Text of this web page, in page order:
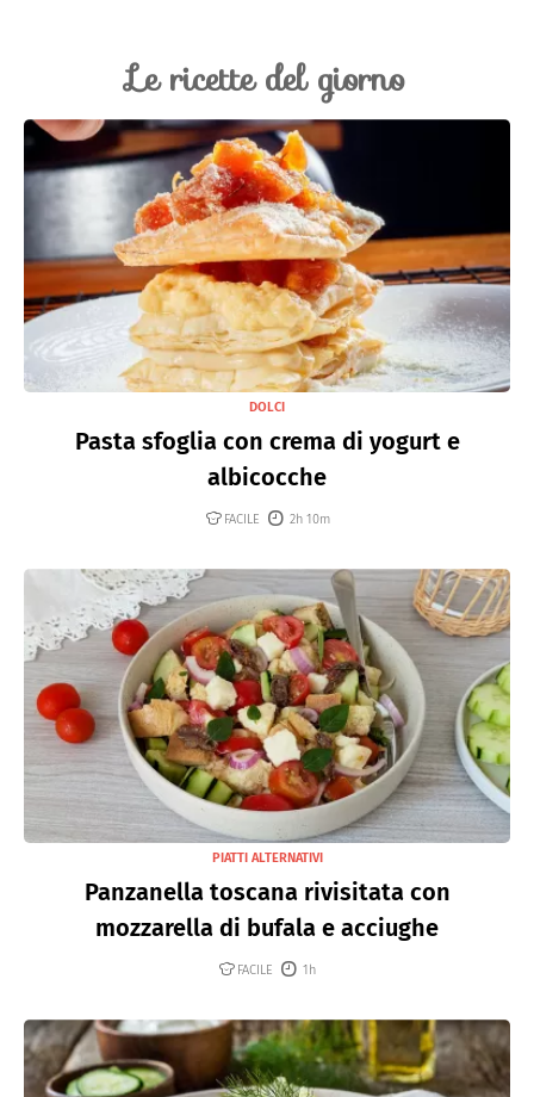
Le ricette del giorno
DOLCI
Pasta sfoglia con crema di yogurt e
albicocche
FACILE 2h 10m
PIATTI ALTERNATIVI
Panzanella toscana rivisitata con
mozzarella di bufala e acciughe
FACILE 1h